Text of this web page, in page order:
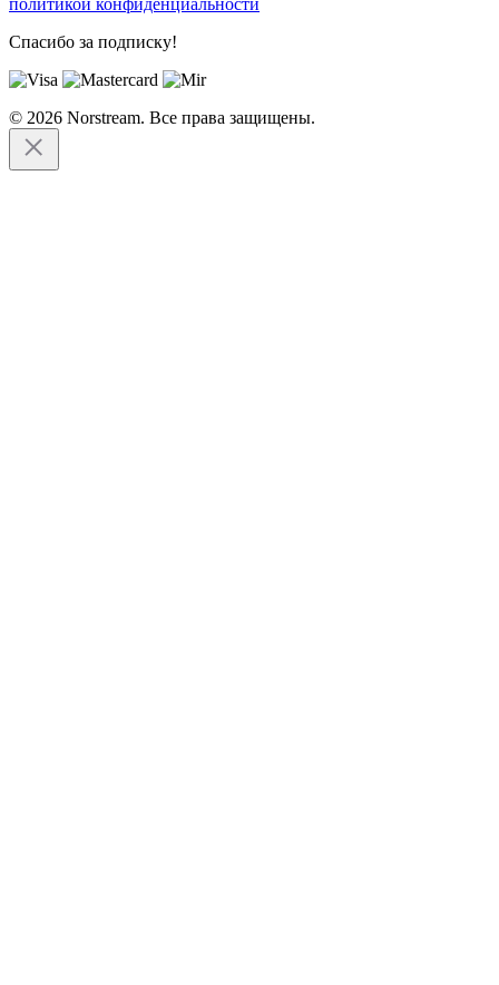
Спасибо за подписку!
© 2026 Norstream. Все права защищены.